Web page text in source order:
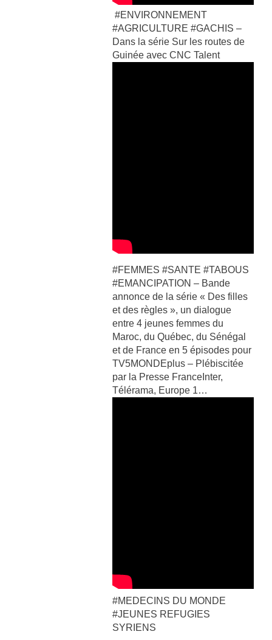
#ENVIRONNEMENT
#AGRICULTURE #GACHIS –
Dans la série Sur les routes de
Guinée avec CNC Talent
#FEMMES #SANTE #TABOUS
#EMANCIPATION – Bande
annonce de la série « Des filles
et des règles », un dialogue
entre 4 jeunes femmes du
Maroc, du Québec, du Sénégal
et de France en 5 épisodes pour
TV5MONDEplus – Plébiscitée
par la Presse FranceInter,
Télérama, Europe 1…
#MEDECINS DU MONDE
#JEUNES REFUGIES
SYRIENS